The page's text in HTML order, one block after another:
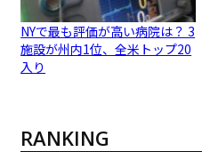
NYで最も評価が高い病院は？ 3
施設が州内1位、全米トップ20
入り
RANKING